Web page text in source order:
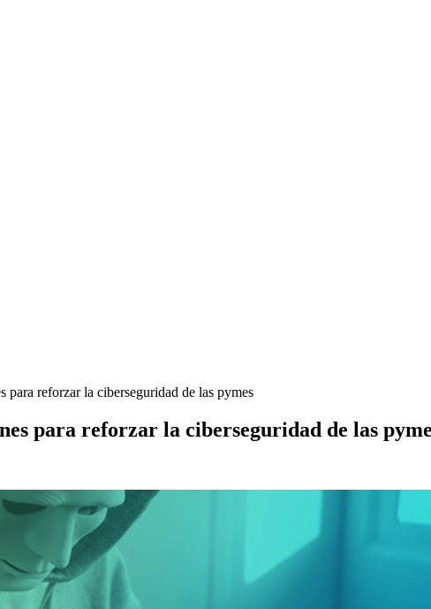
reforzar la ciberseguridad de las pymes
para reforzar la ciberseguridad de las